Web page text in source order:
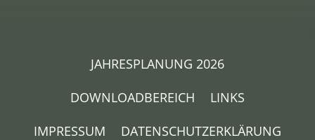
JAHRESPLANUNG 2026
DOWNLOADBEREICH
LINKS
IMPRESSUM
DATENSCHUTZERKLÄRUNG